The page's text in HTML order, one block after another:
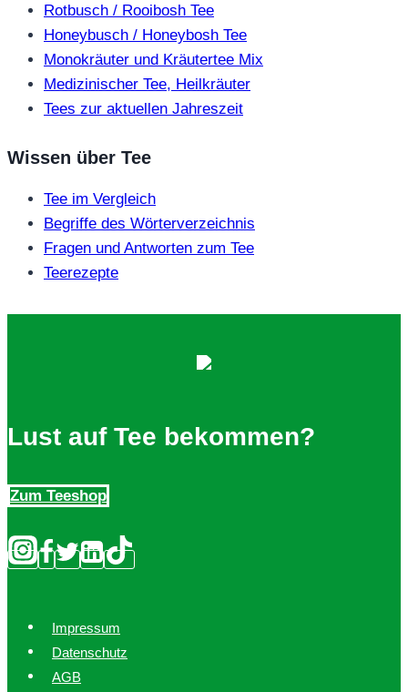
Rotbusch / Rooibosh Tee
Honeybusch / Honeybosh Tee
Monokräuter und Kräutertee Mix
Medizinischer Tee, Heilkräuter
Tees zur aktuellen Jahreszeit
Wissen über Tee
Tee im Vergleich
Begriffe des Wörterverzeichnis
Fragen und Antworten zum Tee
Teerezepte
Lust auf Tee bekommen?
Zum Teeshop
Impressum
Datenschutz
AGB